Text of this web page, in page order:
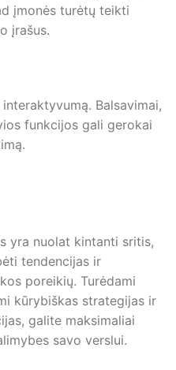
įmonės turėtų teikti
įrašus.
Balsavimai,
funkcijos gali gerokai
yra nuolat kintanti sritis,
tendencijas ir
poreikių. Turėdami
kūrybiškas strategijas ir
galite maksimaliai
savo verslui.